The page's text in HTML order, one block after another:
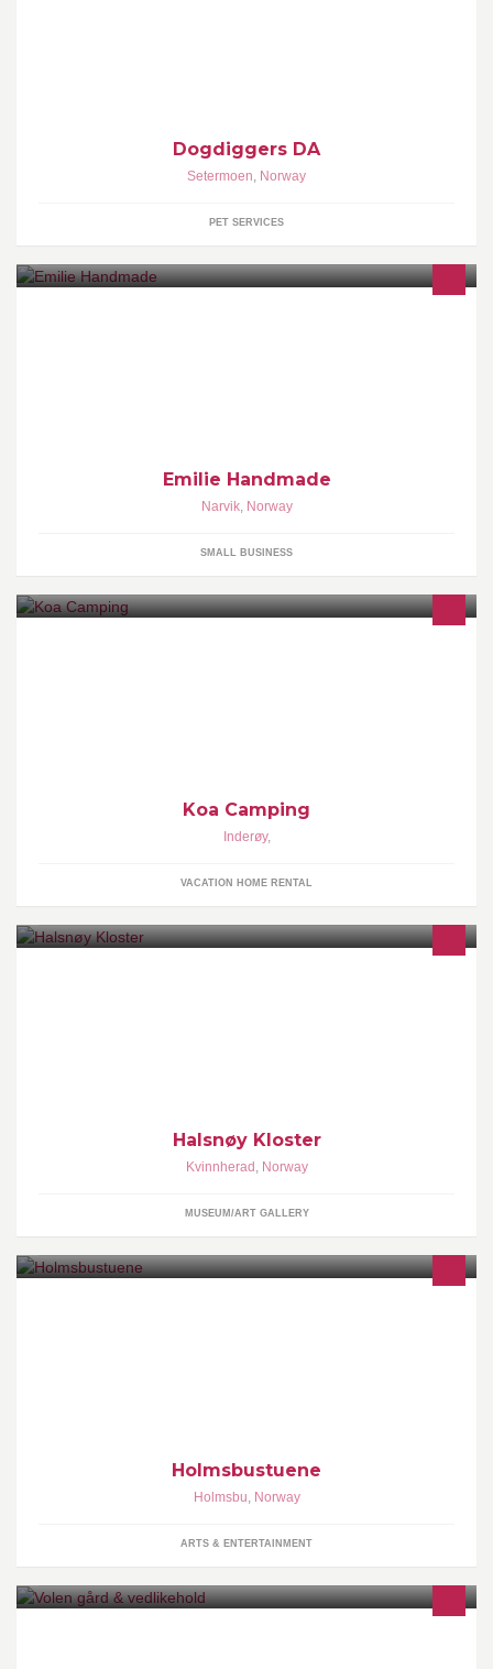
Dogdiggers DA
Setermoen, Norway
PET SERVICES
Emilie Handmade
Narvik, Norway
SMALL BUSINESS
Koa Camping
Inderøy,
VACATION HOME RENTAL
Halsnøy Kloster
Kvinnherad , Norway
MUSEUM/ART GALLERY
Holmsbustuene
Holmsbu, Norway
ARTS & ENTERTAINMENT